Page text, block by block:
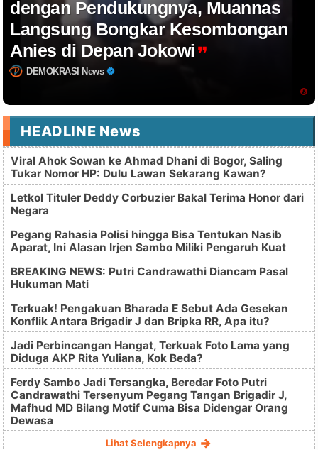
dengan Pendukungnya, Muannas
Langsung Bongkar Kesombongan
Anies di Depan Jokowi
DEMOKRASI News
HEADLINE News
Viral Ahok Sowan ke Ahmad Dhani di Bogor, Saling
Tukar Nomor HP: Dulu Lawan Sekarang Kawan?
Letkol Tituler Deddy Corbuzier Bakal Terima Honor dari
Negara
Pegang Rahasia Polisi hingga Bisa Tentukan Nasib
Aparat, Ini Alasan Irjen Sambo Miliki Pengaruh Kuat
BREAKING NEWS: Putri Candrawathi Diancam Pasal
Hukuman Mati
Terkuak! Pengakuan Bharada E Sebut Ada Gesekan
Konflik Antara Brigadir J dan Bripka RR, Apa itu?
Jadi Perbincangan Hangat, Terkuak Foto Lama yang
Diduga AKP Rita Yuliana, Kok Beda?
Ferdy Sambo Jadi Tersangka, Beredar Foto Putri
Candrawathi Tersenyum Pegang Tangan Brigadir J,
Mafhud MD Bilang Motif Cuma Bisa Didengar Orang
Dewasa
Lihat Selengkapnya